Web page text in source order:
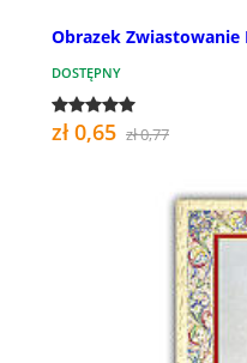
Obrazek Zwiastowanie
DOSTĘPNY
zł 0,65 zł 0,77